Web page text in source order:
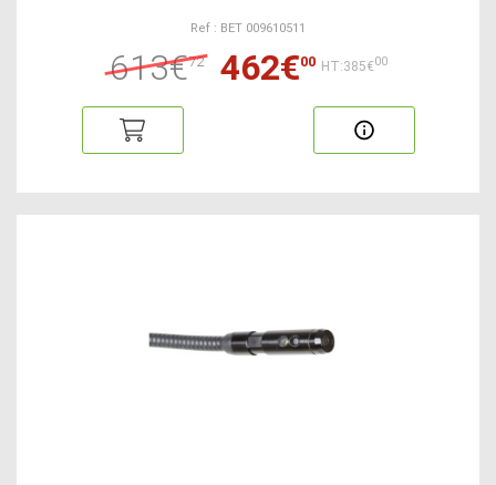
Ref : BET 009610511
613€72 462€00 HT:385€00